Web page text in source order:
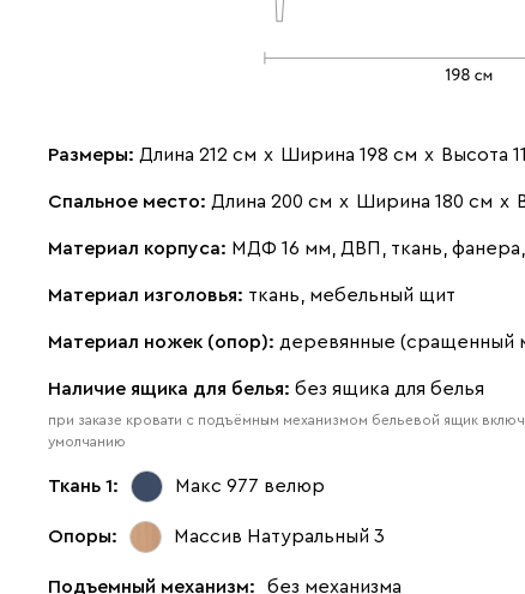
Размеры: Длина 212 см х Ширина 198 см х Высота
Спальное место: Длина 200 см х Ширина 180 см х
Материал корпуса: МДФ 16 мм, ДВП, ткань,
Материал изголовья: ткань, мебельный щит
Материал ножек (опор): деревянные (сращенный
Наличие ящика для белья: без ящика для белья
при заказе кровати с подъёмным механизмом бельевой ящик
умолчанию
Ткань 1: Макс 977 велюр
Опоры: Массив Натуральный 3
Подъемный механизм: без механизма